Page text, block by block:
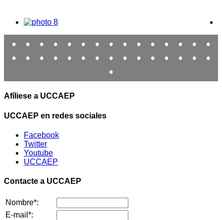
• • • • • • • • • • • • • •
•
•
• • • • • • • • • • • • •
•
•
Afíliese a UCCAEP
UCCAEP en redes sociales
Facebook
Twitter
Youtube
UCCAEP
Contacte a UCCAEP
Nombre*:
E-mail*: